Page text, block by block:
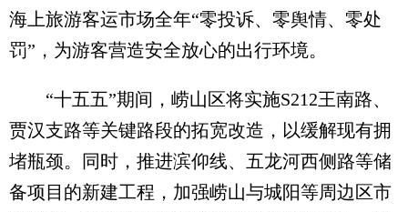
海上旅游客运市场全年“零投诉、零舆情、零处
罚”，为游客营造安全放心的出行环境。
“十五五”期间，崂山区将实施S212王南路、
贾汉支路等关键路段的拓宽改造，以缓解现有拥
堵瓶颈。同时，推进滨仰线、五龙河西侧路等储
备项目的新建工程，加强崂山与城阳等周边区市